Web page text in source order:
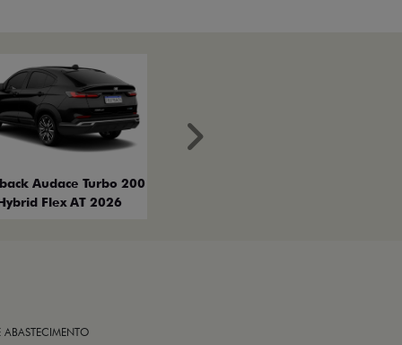
Audace Turbo 200
Flex AT 2026
Próximo
ABASTECIMENTO